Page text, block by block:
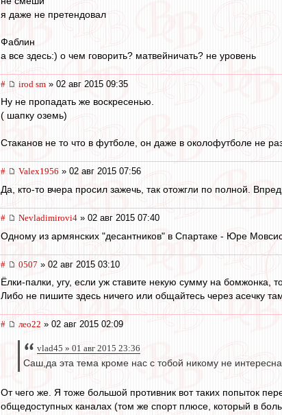
я даже не претендовал
Фаблин
а все здесь:) о чем говорить? матвейничать? не уровень
# irod sm » 02 авг 2015 09:35
Ну не пропадать же воскресенью.
( шапку оземь)
Стаканов не то что в футболе, он даже в околофутболе не
# Valex1956 » 02 авг 2015 07:56
Да, кто-то вчера просил зажечь, так отожгли по полной.
# Nevladimirovi4 » 02 авг 2015 07:40
Одному из армянских "десантников" в Спартаке - Юре
# 0507 » 02 авг 2015 03:10
Ёлки-палки, угу, если уж ставите некую сумму на бомжонка,
Либо не пишите здесь ничего или общайтесь через асечку
# лео22 » 02 авг 2015 02:09
vlad45 » 01 авг 2015 23:36
Саш,да эта тема кроме нас с тобой никому не
От чего же. Я тоже большой противник вот таких попыток
общедоступных каналах (том же спорт плюсе, который в